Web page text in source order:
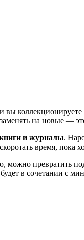
вы коллекционируете
на новые —
и журналы.
время,
можно превратить
в сочетании с